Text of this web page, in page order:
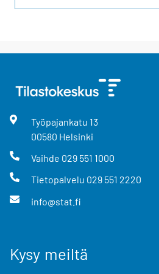
Työpajankatu 13
00580 Helsinki
Vaihde 029 551 1000
Tietopalvelu 029 551 2220
info@stat.fi
Kysy meiltä